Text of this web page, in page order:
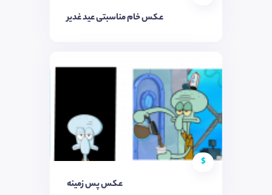
عکس خام مناسبتی عید غدیر
$
عکس پس زمینه